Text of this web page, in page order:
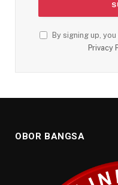
By signing up,
Privacy
OBOR BANGSA